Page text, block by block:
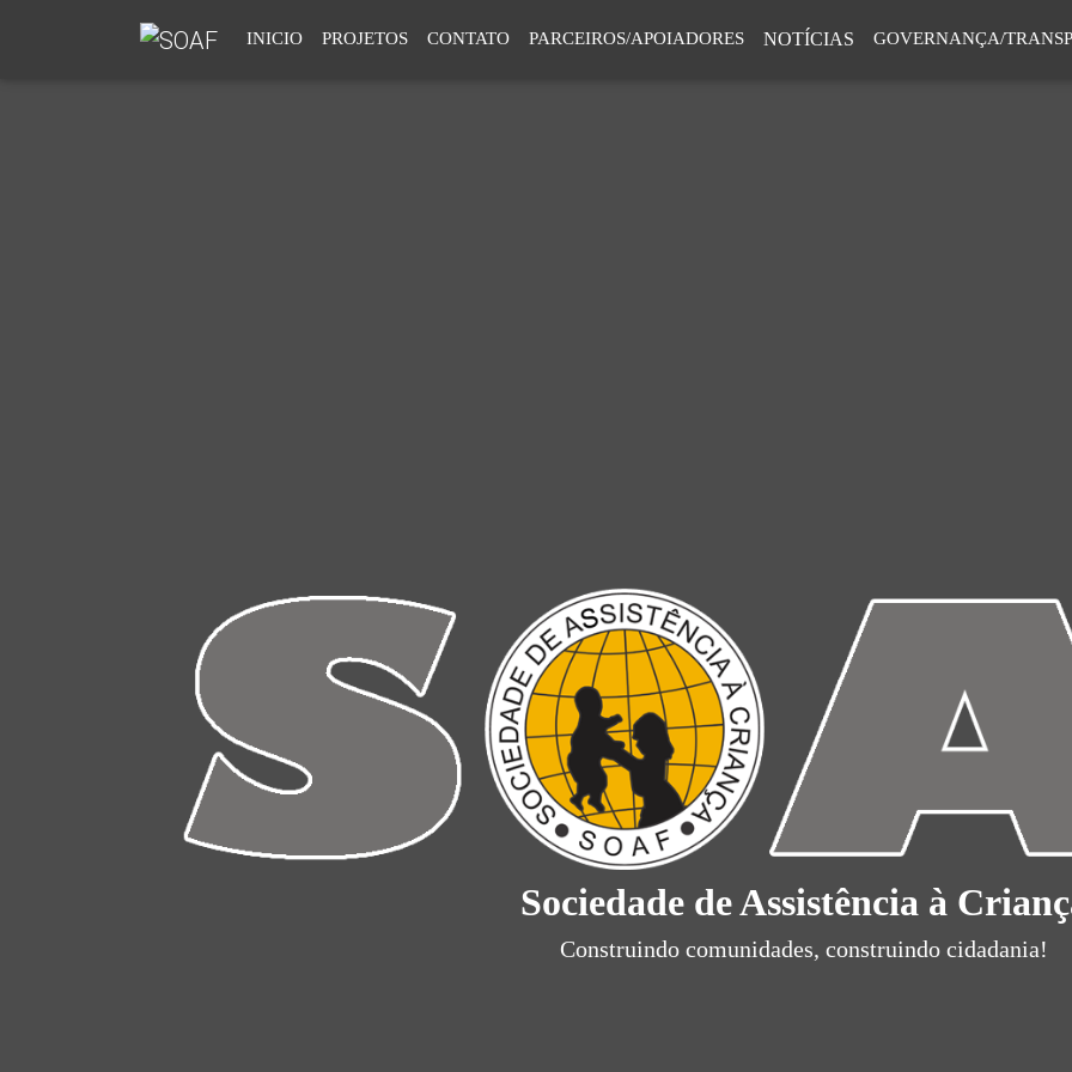
INICIO PROJETOS CONTATO PARCEIROS/APOIADORES NOTÍCIAS GOVERNANÇA/
Sociedade de Assistência à
Construindo comunidades, construindo cidadania!